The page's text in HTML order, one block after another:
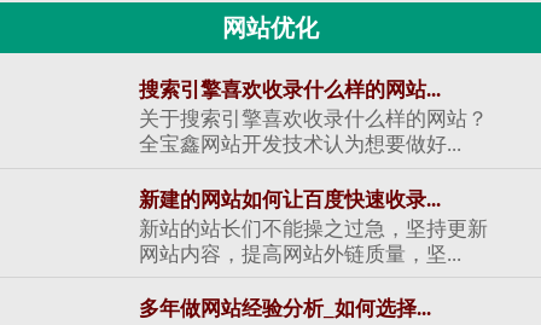
网站优化
搜索引擎喜欢收录什么样的网站...
关于搜索引擎喜欢收录什么样的网站？
全宝鑫网站开发技术认为想要做好...
新建的网站如何让百度快速收录...
新站的站长们不能操之过急，坚持更新
网站内容，提高网站外链质量，坚...
多年做网站经验分析_如何选择...